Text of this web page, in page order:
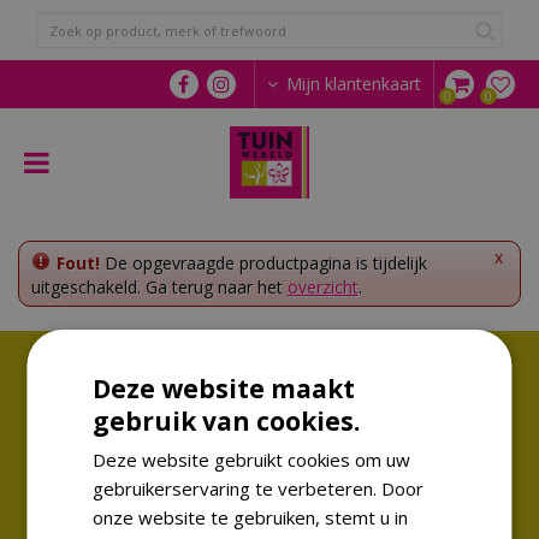
n
a
Mijn klantenkaart
x
Fout! De opgevraagde productpagina is tijdelijk
uitgeschakeld. Ga terug naar het overzicht.
Volg ons!
Altijd op de hoogte van de laatste trends
Deze website maakt
gebruik van cookies.
Deze website gebruikt cookies om uw
gebruikerservaring te verbeteren. Door
onze website te gebruiken, stemt u in